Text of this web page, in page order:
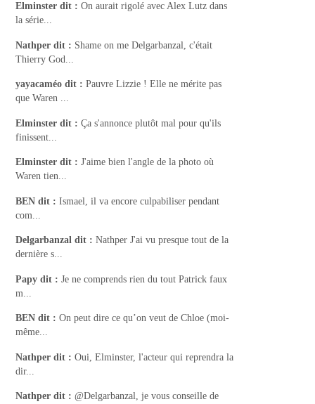
Elminster dit : On aurait rigolé avec Alex Lutz dans
la série...
Nathper dit : Shame on me Delgarbanzal, c'était
Thierry God...
yayacaméo dit : Pauvre Lizzie ! Elle ne mérite pas
que Waren ...
Elminster dit : Ça s'annonce plutôt mal pour qu'ils
finissent...
Elminster dit : J'aime bien l'angle de la photo où
Waren tien...
BEN dit : Ismael, il va encore culpabiliser pendant
com...
Delgarbanzal dit : Nathper J'ai vu presque tout de la
dernière s...
Papy dit : Je ne comprends rien du tout Patrick faux
m...
BEN dit : On peut dire ce qu’on veut de Chloe (moi-
même...
Nathper dit : Oui, Elminster, l'acteur qui reprendra la
dir...
Nathper dit : @Delgarbanzal, je vous conseille de